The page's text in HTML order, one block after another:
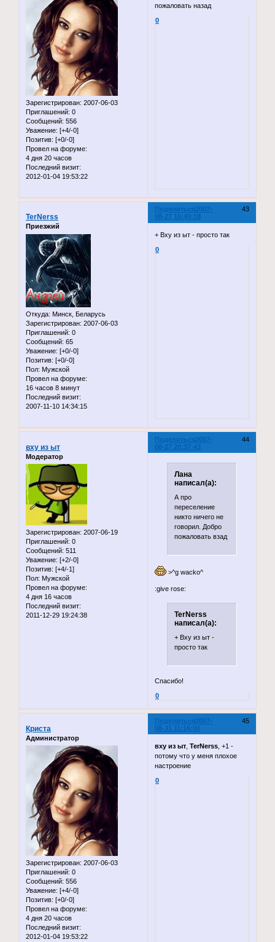
Зарегистрирован: 2007-06-03
Приглашений: 0
Сообщений: 556
Уважение: [+4/-0]
Позитив: [+0/-0]
Провел на форуме:
4 дня 20 часов
Последний визит:
2012-01-04 19:53:22
пожаловать назад
0
Поделиться 43
2007-
08-27 15:49:18
TerNerss
Приезжий
Откуда: Минск, Беларусь
Зарегистрирован: 2007-06-03
Приглашений: 0
Сообщений: 65
Уважение: [+0/-0]
Позитив: [+0/-0]
Пол: Мужской
Провел на форуме:
16 часов 8 минут
Последний визит:
2007-11-10 14:34:15
+ Вху из ыт - просто так
0
Поделиться 44
2007-
08-27 20:37:43
вху из ыт
Модератор
Зарегистрирован: 2007-06-19
Приглашений: 0
Сообщений: 511
Уважение: [+2/-0]
Позитив: [+4/-1]
Пол: Мужской
Провел на форуме:
4 дня 16 часов
Последний визит:
2011-12-29 19:24:38
Лана
написал(а):
А про
переселение
никто ничего не
говорил. Добро
пожаловать взад
>^g wacko^
:give rose:
TerNerss
написал(а):
+ Вху из ыт -
просто так
Спасибо!
0
Поделиться 45
2007-
08-31 11:16:00
Криста
Администратор
Зарегистрирован: 2007-06-03
Приглашений: 0
Сообщений: 556
Уважение: [+4/-0]
Позитив: [+0/-0]
Провел на форуме:
4 дня 20 часов
Последний визит:
2012-01-04 19:53:22
вху из ыт ,TerNerss , +1 -
потому что у меня плохое
настроение
0